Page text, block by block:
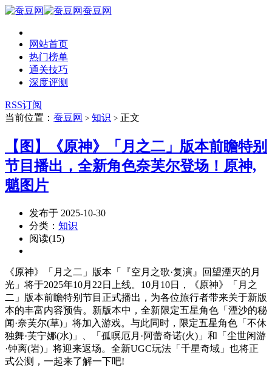
蚕豆网
网站首页
热门榜单
通关技巧
深度评测
RSS订阅
当前位置： 蚕豆网 > 知识 > 正文
【图】《原神》「月之二」版本前瞻特别
节目播出，全新角色奈芙尔登场！原神,
魈图片
发布于 2025-10-30
分类： 知识
阅读(15)
《原神》「月之二」版本「『空月之歌·复演』回望湮灭的月
光」将于2025年10月22日上线。10月10日，《原神》「月之
二」版本前瞻特别节目正式播出，为各位旅行者带来关于新版
本的丰富内容预告。新版本中，全新限定五星角色「湮沙的秘
闻·奈芙尔(草)」将加入游戏。与此同时，限定五星角色「不休
独舞·芙宁娜(水)」、「孤暝厄月·阿蕾奇诺(火)」和「尘世闲游
·钟离(岩)」将迎来返场。全新UGC玩法「千星奇域」也将正
式公测，一起来了解一下吧!